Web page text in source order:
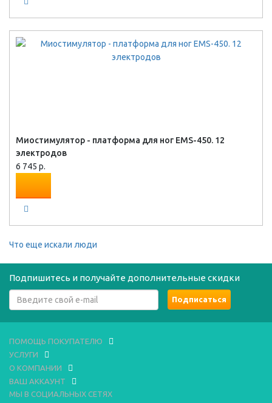
Миостимулятор - платформа для ног EMS-450. 12
электродов
6 745 р.
Что еще искали люди
Подпишитесь и получайте дополнительные скидки
ПОМОЩЬ ПОКУПАТЕЛЮ
УСЛУГИ
О КОМПАНИИ
ВАШ АККАУНТ
МЫ В СОЦИАЛЬНЫХ СЕТЯХ